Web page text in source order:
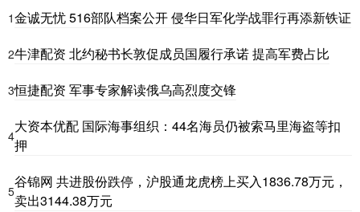
1金诚无忧 516部队档案公开 侵华日军化学战罪行再添新铁证
2牛津配资 北约秘书长敦促成员国履行承诺 提高军费占比
3恒捷配资 军事专家解读俄乌高烈度交锋
4
大资本优配 国际海事组织：44名海员仍被索马里海盗等扣
押
5
谷锦网 共进股份跌停，沪股通龙虎榜上买入1836.78万元，
卖出3144.38万元